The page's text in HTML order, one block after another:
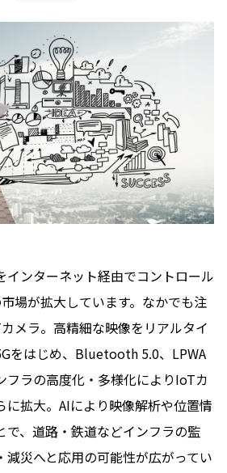
インターネット経由でコントロール
場が拡大しています。なかでも注
メラ。高精細な映像をリアルタイ
をはじめ、Bluetooth 5.0、LPWA
フラの高度化・多様化によりIoTカ
に拡大。AIにより映像解析や位置情
で、道路・鉄道などインフラの監
減災へと応用の可能性が広がってい